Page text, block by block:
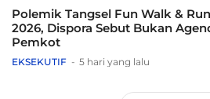
Polemik Tangsel Fun Walk &
2026, Dispora Sebut Bukan
Pemkot
EKSEKUTIF 5 hari yang lalu